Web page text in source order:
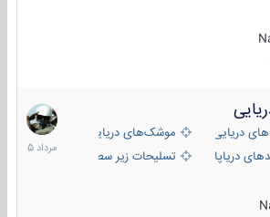
دریایی
موشک‌های دریایی
دریاپایه
تسلیحات زیر سطحی
2
مرداد
1405